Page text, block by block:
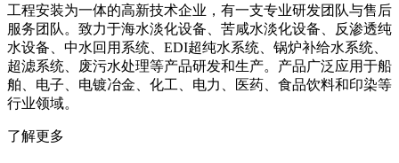
工程安装为一体的高新技术企业，有一支专业研发团队与售后
服务团队。致力于海水淡化设备、苦咸水淡化设备、反渗透纯
水设备、中水回用系统、EDI超纯水系统、锅炉补给水系统、
超滤系统、废污水处理等产品研发和生产。产品广泛应用于船
舶、电子、电镀冶金、化工、电力、医药、食品饮料和印染等
行业领域。
了解更多